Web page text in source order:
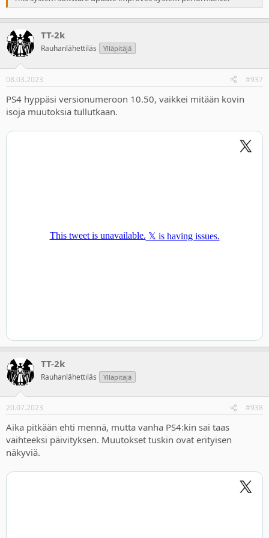
TT-2k
Rauhanlähettiläs Ylläpitäjä
08.03.2023 #937
PS4 hyppäsi versionumeroon 10.50, vaikkei mitään kovin
isoja muutoksia tullutkaan.
TT-2k
Rauhanlähettiläs Ylläpitäjä
20.07.2023 #938
Aika pitkään ehti mennä, mutta vanha PS4:kin sai taas
vaihteeksi päivityksen. Muutokset tuskin ovat erityisen
näkyviä.